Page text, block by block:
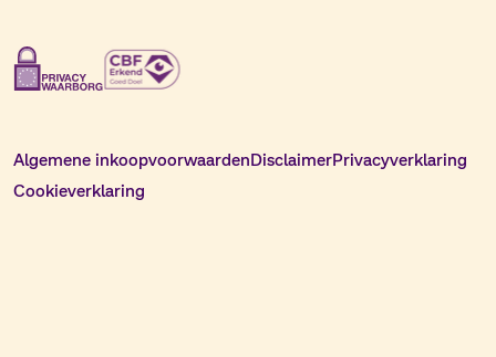
Algemene inkoopvoorwaardenDisclaimerPrivacyverklaring
Cookieverklaring